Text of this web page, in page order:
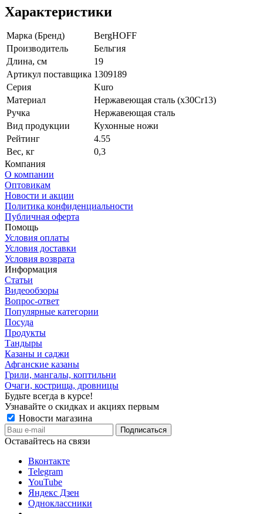
Характеристики
Марка (Бренд)
BergHOFF
Производитель
Бельгия
Длина, см
19
Артикул поставщика 1309189
Серия
Kuro
Материал
Нержавеющая сталь (x30Cr13)
Ручка
Нержавеющая сталь
Вид продукции
Кухонные ножи
Рейтинг
4.55
Вес, кг
0,3
Компания
О компании
Оптовикам
Новости и акции
Политика конфиденциальности
Публичная оферта
Помощь
Условия оплаты
Условия доставки
Условия возврата
Информация
Статьи
Видеообзоры
Вопрос-ответ
Популярные категории
Посуда
Продукты
Тандыры
Казаны и саджи
Афганские казаны
Грили, мангалы, коптильни
Очаги, кострища, дровницы
Будьте всегда в курсе!
Узнавайте о скидках и акциях первым
Новости магазина
Оставайтесь на связи
Вконтакте
Telegram
YouTube
Яндекс Дзен
Одноклассники